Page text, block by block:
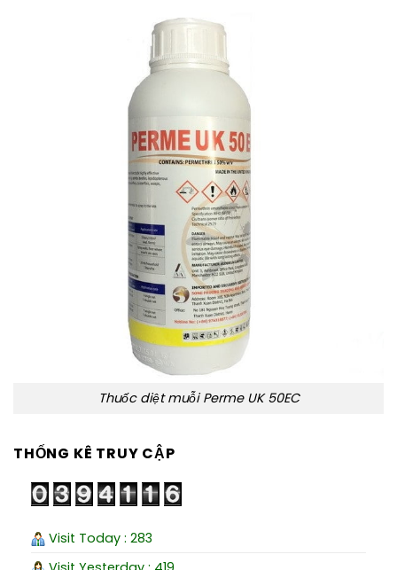
Thuốc diệt muỗi Perme UK 50EC
THỐNG KÊ TRUY CẬP
Visit Today : 283